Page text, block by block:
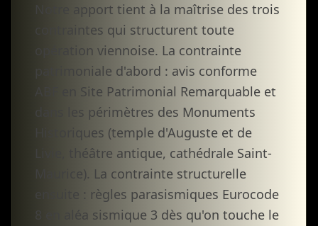
Notre apport tient à la maîtrise des trois
contraintes qui structurent toute
opération viennoise. La contrainte
patrimoniale d'abord : avis conforme
ABF en Site Patrimonial Remarquable et
dans les périmètres des Monuments
Historiques (temple d'Auguste et de
Livie, théâtre antique, cathédrale Saint-
Maurice). La contrainte structurelle
ensuite : règles parasismiques Eurocode
8 en aléa sismique 3 dès qu'on touche le